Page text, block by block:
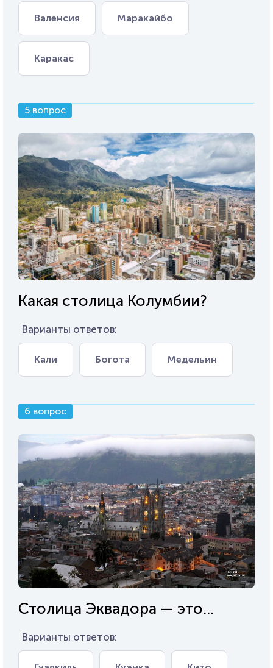
Валенсия Маракайбо
Каракас
5 вопрос
Какая столица Колумбии?
Варианты ответов:
Кали Богота Медельин
6 вопрос
Столица Эквадора — это...
Варианты ответов: